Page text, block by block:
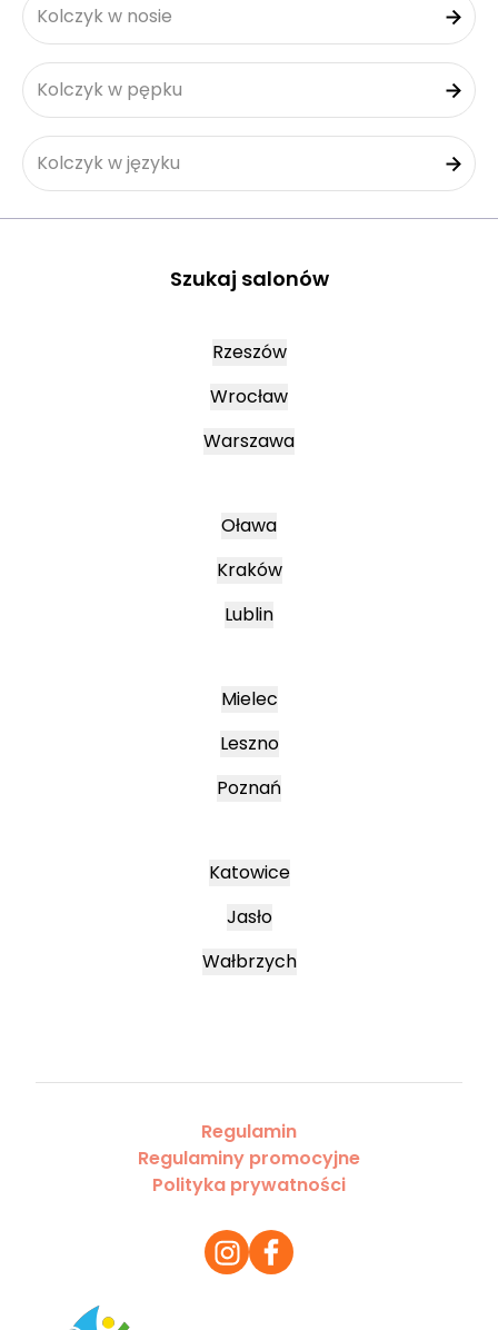
Kolczyk w nosie
Kolczyk w pępku
Kolczyk w języku
Szukaj salonów
Rzeszów
Wrocław
Warszawa
Oława
Kraków
Lublin
Mielec
Leszno
Poznań
Katowice
Jasło
Wałbrzych
Regulamin
Regulaminy promocyjne
Polityka prywatności